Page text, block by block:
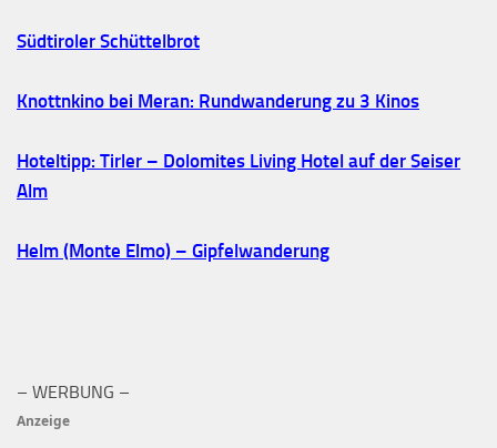
Südtiroler Schüttelbrot
Knottnkino bei Meran: Rundwanderung zu 3 Kinos
Hoteltipp: Tirler – Dolomites Living Hotel auf der Seiser
Alm
Helm (Monte Elmo) – Gipfelwanderung
– WERBUNG –
Anzeige